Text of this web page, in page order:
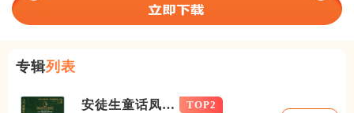
专辑列表
安徒生童话凤凰
TOP2